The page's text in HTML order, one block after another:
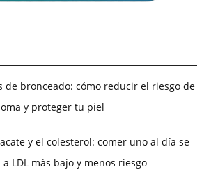
de bronceado: cómo reducir el riesgo de
y proteger tu piel
y el colesterol: comer uno al día se
a LDL más bajo y menos riesgo